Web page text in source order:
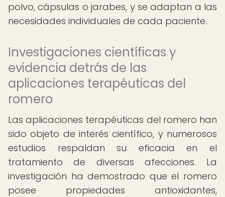
polvo, cápsulas o jarabes, y se adaptan a las
necesidades individuales de cada paciente.
Investigaciones científicas y
evidencia detrás de las
aplicaciones terapéuticas del
romero
Las aplicaciones terapéuticas del romero han
sido objeto de interés científico, y numerosos
estudios respaldan su eficacia en el
tratamiento de diversas afecciones. La
investigación ha demostrado que el romero
posee propiedades antioxidantes,